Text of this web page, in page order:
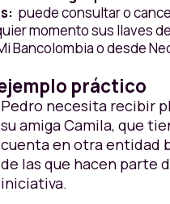
puede consultar o
momento sus llaves
Bancolombia o desde
práctico
Pedro necesita recibir
su amiga Camila, que
cuenta en otra entidad
de las que hacen parte
iniciativa.